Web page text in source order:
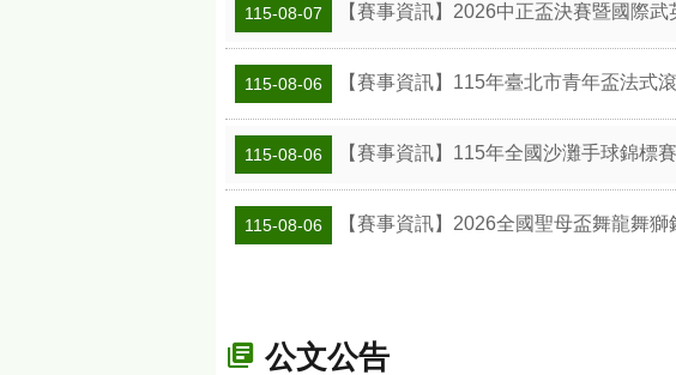
115-08-07 【賽事資訊】2026中正盃決賽暨國際
115-08-06 【賽事資訊】115年臺北市青年盃法式
115-08-06 【賽事資訊】115年全國沙灘手球錦標賽
115-08-06 【賽事資訊】2026全國聖母盃舞龍舞獅
公文公告